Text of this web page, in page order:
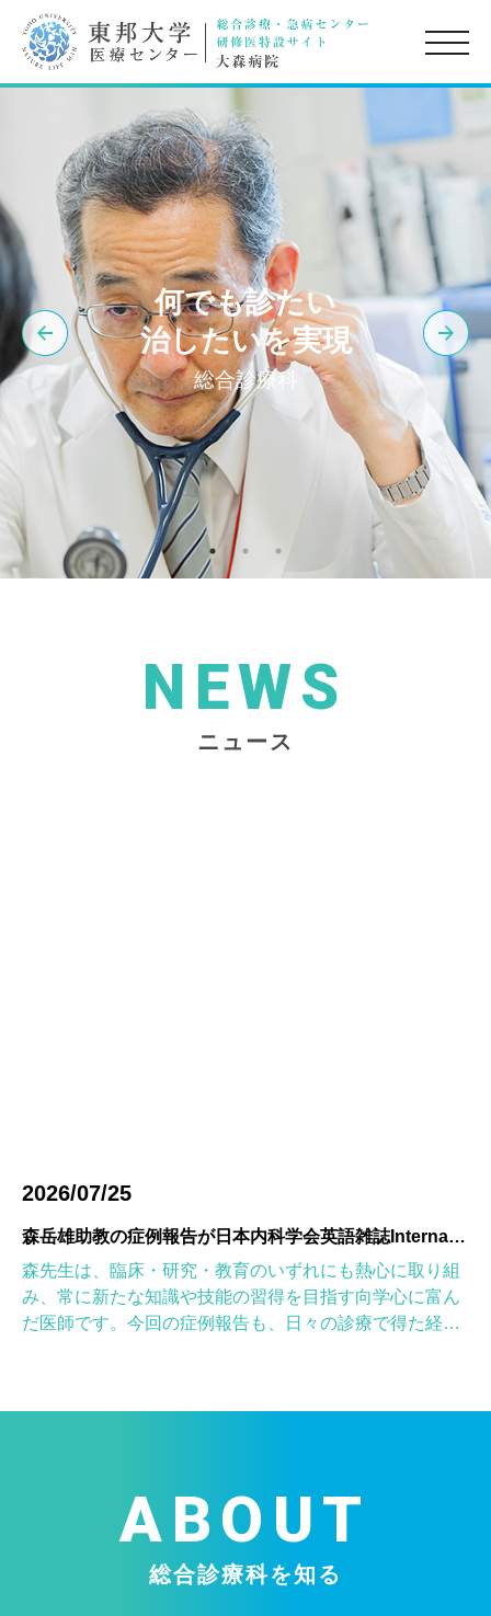
toggle
何でも診たい
治したいを実現
総合診療科
NEWS
ニュース
2026/07/25
森岳雄助教の症例報告が日本内科学会英語雑誌Internal Medicineに掲載されました
森先生は、臨床・研究・教育のいずれにも熱心に取り組
み、常に新たな知識や技能の習得を目指す向学心に富ん
だ医師です。今回の症例報告も、日々の診療で得た経験
ABOUT
総合診療科を知る